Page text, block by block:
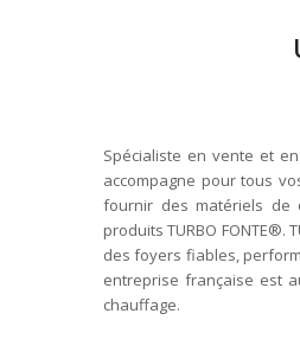
Spécialiste en vente et
accompagne pour tous
fournir des matériels de
produits TURBO FONTE®.
des foyers fiables,
entreprise française est
chauffage.